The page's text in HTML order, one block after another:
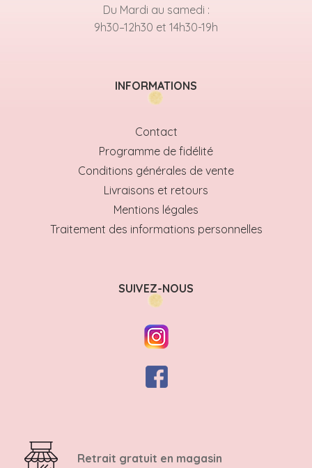
Du Mardi au samedi :
9h30–12h30 et 14h30-19h
INFORMATIONS
Contact
Programme de fidélité
Conditions générales de vente
Livraisons et retours
Mentions légales
Traitement des informations personnelles
SUIVEZ-NOUS
Retrait gratuit en magasin